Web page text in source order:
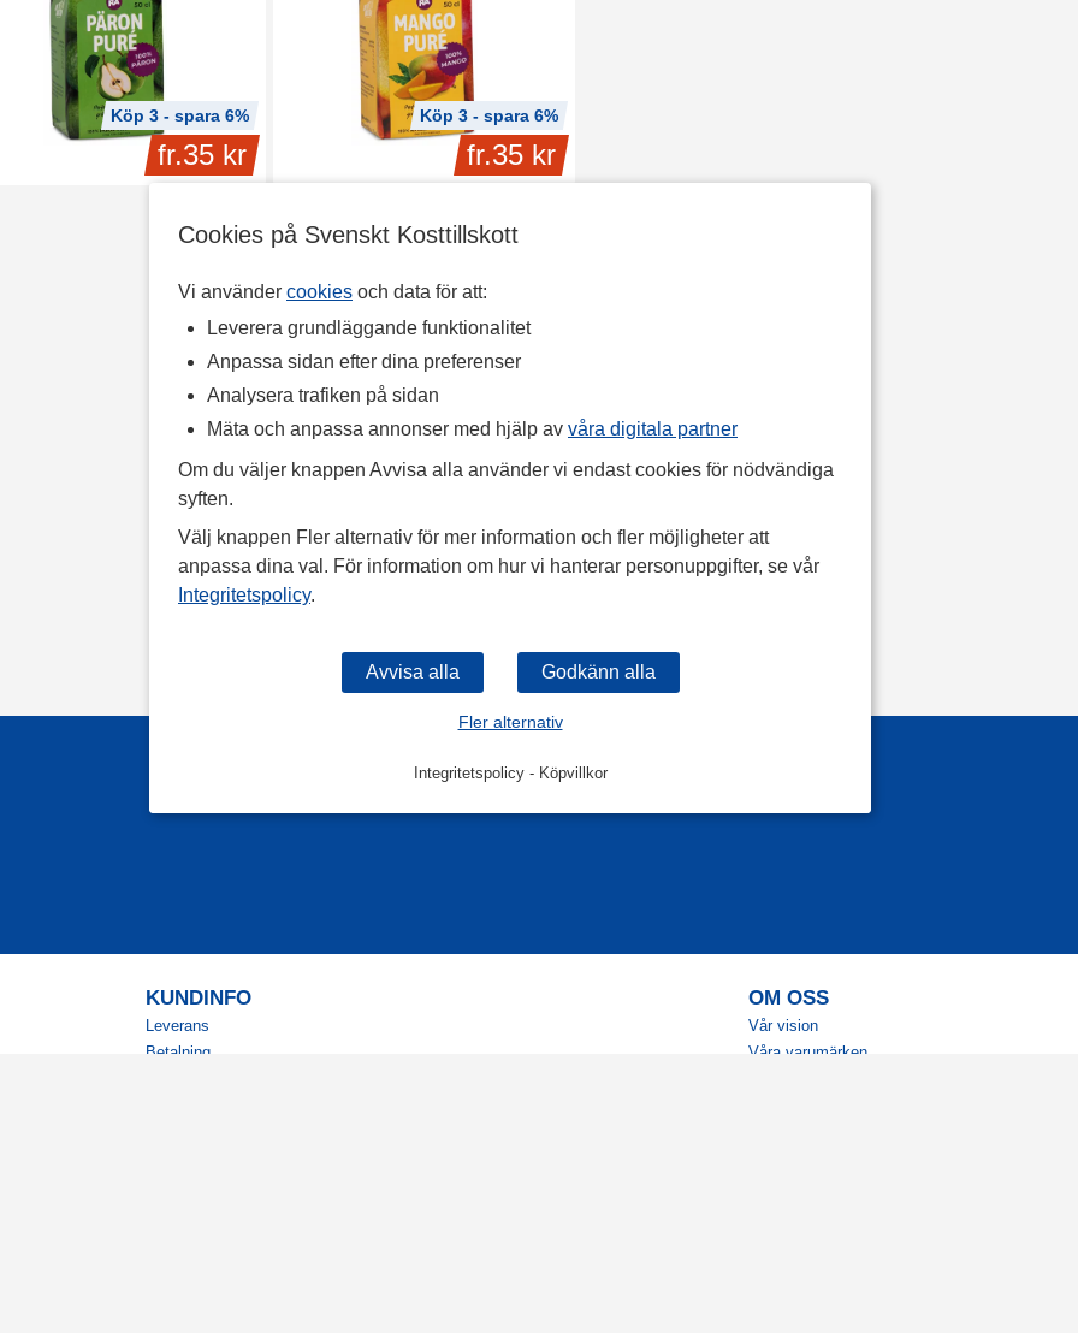
Cookies på Svenskt Kosttillskott
Vi använder cookies och data för att:
Leverera grundläggande funktionalitet
Anpassa sidan efter dina preferenser
Analysera trafiken på sidan
Mäta och anpassa annonser med hjälp av våra digitala partner
Om du väljer knappen Avvisa alla använder vi endast cookies för nödvändiga
syften.
Välj knappen Fler alternativ för mer information och fler möjligheter att
anpassa dina val. För information om hur vi hanterar personuppgifter, se vår
Integritetspolicy.
Fler alternativ
Integritetspolicy- Köpvillkor
Köp 3 - spara 6%
fr.35 kr
Köp 3 - spara 6%
fr.35 kr
KUNDINFO
Leverans
Betalning
OM OSS
Vår vision
Våra varumärken